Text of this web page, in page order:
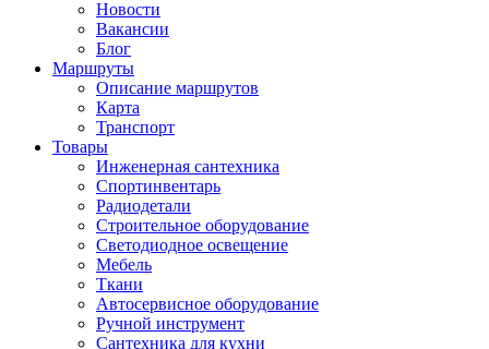
Новости
Вакансии
Блог
Маршруты
Описание маршрутов
Карта
Транспорт
Товары
Инженерная сантехника
Спортинвентарь
Радиодетали
Строительное оборудование
Светодиодное освещение
Мебель
Ткани
Автосервисное оборудование
Ручной инструмент
Сантехника для кухни